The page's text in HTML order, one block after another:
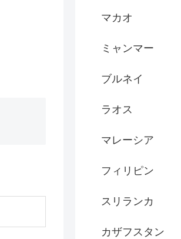
マカオ
ミャンマー
ブルネイ
ラオス
マレーシア
フィリピン
スリランカ
カザフスタン